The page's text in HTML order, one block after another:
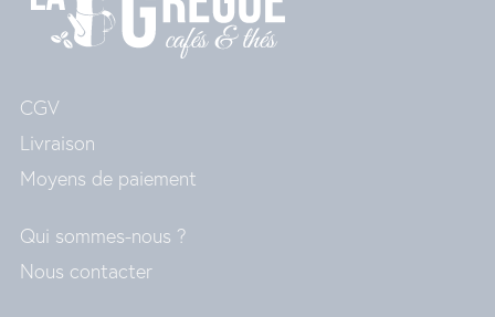
CGV
Livraison
Moyens de paiement
Qui sommes-nous ?
Nous contacter